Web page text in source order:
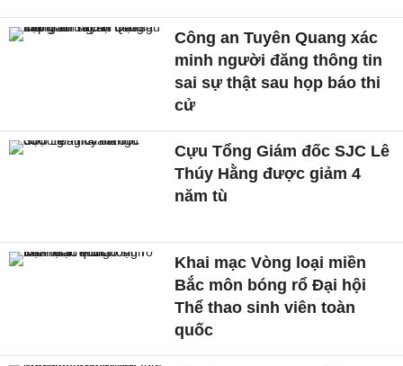
Công an Tuyên Quang xác
minh người đăng thông tin
sai sự thật sau họp báo thi
cử
Cựu Tổng Giám đốc SJC Lê
Thúy Hằng được giảm 4
năm tù
Khai mạc Vòng loại miền
Bắc môn bóng rổ Đại hội
Thể thao sinh viên toàn
quốc